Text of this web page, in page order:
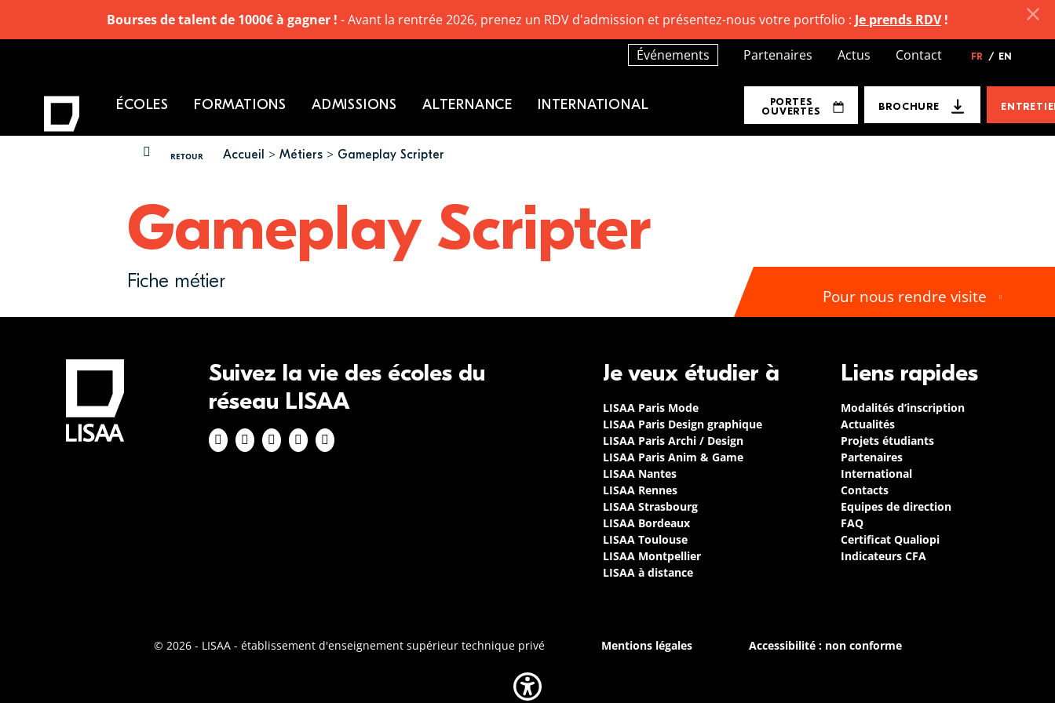
RETOUR
VOUS ÊTES ICI Accueil Métiers Gameplay Scripter
Gameplay Scripter
Fiche métier
Pour nous rendre visite
Événements Partenaires Actus Contact FR / EN
PORTES
OUVERTES
BROCHURE
ÉCOLES FORMATIONS ADMISSIONS ALTERNANCE INTERNATIONAL
Suivez la vie des écoles du
réseau LISAA
Je veux étudier à
LISAA Paris Mode
LISAA Paris Design graphique
LISAA Paris Archi / Design
LISAA Paris Anim & Game
LISAA Nantes
LISAA Rennes
LISAA Strasbourg
LISAA Bordeaux
LISAA Toulouse
LISAA Montpellier
LISAA à distance
Liens rapides
Modalités d’inscription
Actualités
Projets étudiants
Partenaires
International
Contacts
Equipes de direction
FAQ
Certificat Qualiopi
Indicateurs CFA
© 2026 - LISAA - établissement d'enseignement supérieur technique privé Mentions légales Accessibilité : non conforme
Bourses de talent de 1000€ à gagner ! - Avant la rentrée 2026, prenez un RDV d'admission et présentez-nous votre portfolio : Je prends RDV!